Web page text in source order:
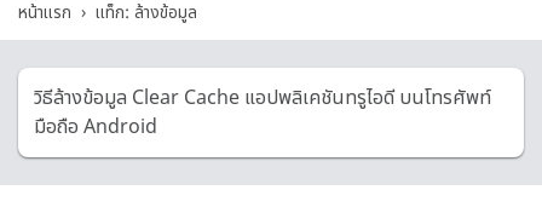
หน้าแรก แท็ก: ล้างข้อมูล
วิธีล้างข้อมูล Clear Cache แอปพลิเคชันทรูไอดี บนโทรศัพท์
มือถือ Android